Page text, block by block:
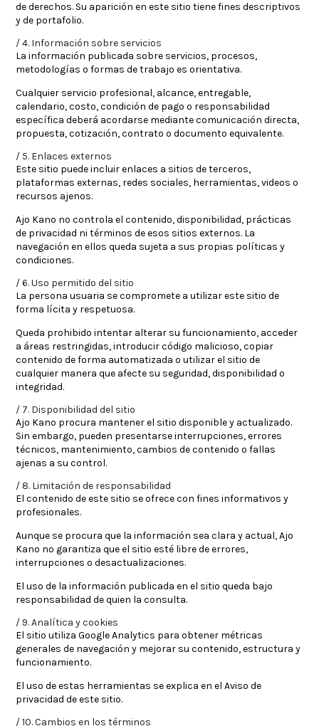
de derechos. Su aparición en este sitio tiene fines descriptivos
y de portafolio.
4. Información sobre servicios
La información publicada sobre servicios, procesos,
metodologías o formas de trabajo es orientativa.
Cualquier servicio profesional, alcance, entregable,
calendario, costo, condición de pago o responsabilidad
específica deberá acordarse mediante comunicación directa,
propuesta, cotización, contrato o documento equivalente.
5. Enlaces externos
Este sitio puede incluir enlaces a sitios de terceros,
plataformas externas, redes sociales, herramientas, videos o
recursos ajenos.
Ajo Kano no controla el contenido, disponibilidad, prácticas
de privacidad ni términos de esos sitios externos. La
navegación en ellos queda sujeta a sus propias políticas y
condiciones.
6. Uso permitido del sitio
La persona usuaria se compromete a utilizar este sitio de
forma lícita y respetuosa.
Queda prohibido intentar alterar su funcionamiento, acceder
a áreas restringidas, introducir código malicioso, copiar
contenido de forma automatizada o utilizar el sitio de
cualquier manera que afecte su seguridad, disponibilidad o
integridad.
7. Disponibilidad del sitio
Ajo Kano procura mantener el sitio disponible y actualizado.
Sin embargo, pueden presentarse interrupciones, errores
técnicos, mantenimiento, cambios de contenido o fallas
ajenas a su control.
8. Limitación de responsabilidad
El contenido de este sitio se ofrece con fines informativos y
profesionales.
Aunque se procura que la información sea clara y actual, Ajo
Kano no garantiza que el sitio esté libre de errores,
interrupciones o desactualizaciones.
El uso de la información publicada en el sitio queda bajo
responsabilidad de quien la consulta.
9. Analítica y cookies
El sitio utiliza Google Analytics para obtener métricas
generales de navegación y mejorar su contenido, estructura y
funcionamiento.
El uso de estas herramientas se explica en elAviso de
privacidad de este sitio.
10. Cambios en los términos